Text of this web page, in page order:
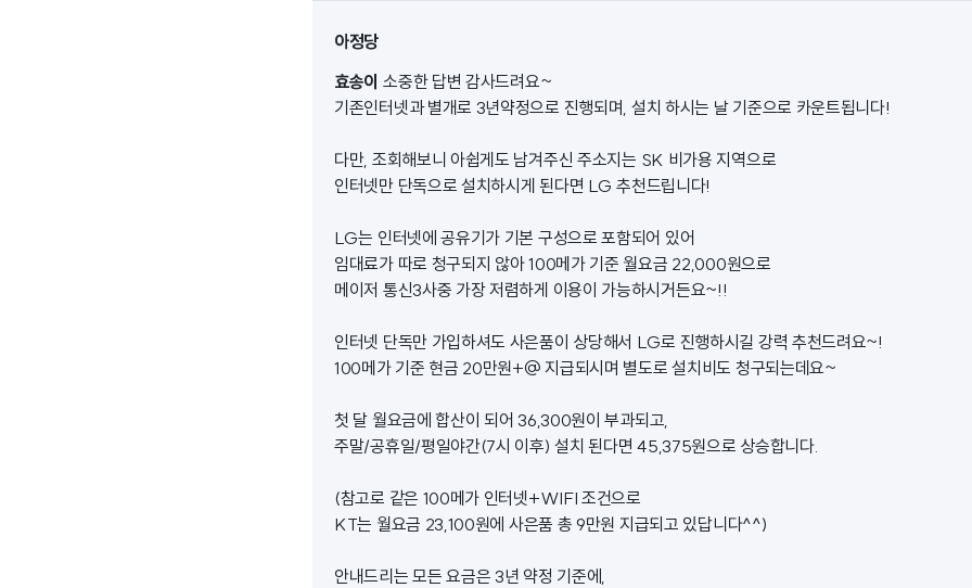
아정당
효송이 소중한 답변 감사드려요~
기존인터넷과 별개로 3년약정으로 진행되며, 설치 하시는 날 기준으로 카운트됩니다!
다만, 조회해보니 아쉽게도 남겨주신 주소지는 SK 비가용 지역으로
인터넷만 단독으로 설치하시게 된다면 LG 추천드립니다!
LG는 인터넷에 공유기가 기본 구성으로 포함되어 있어
임대료가 따로 청구되지 않아 100메가 기준 월요금 22,000원으로
메이저 통신3사중 가장 저렴하게 이용이 가능하시거든요~!!
인터넷 단독만 가입하셔도 사은품이 상당해서 LG로 진행하시길 강력 추천드려요~!
100메가 기준 현금 20만원+@ 지급되시며 별도로 설치비도 청구되는데요~
첫 달 월요금에 합산이 되어 36,300원이 부과되고,
주말/공휴일/평일야간(7시 이후) 설치 된다면 45,375원으로 상승합니다.
(참고로 같은 100메가 인터넷+WIFI 조건으로
KT는 월요금 23,100원에 사은품 총 9만원 지급되고 있답니다^^)
안내드리는 모든 요금은 3년 약정 기준에,